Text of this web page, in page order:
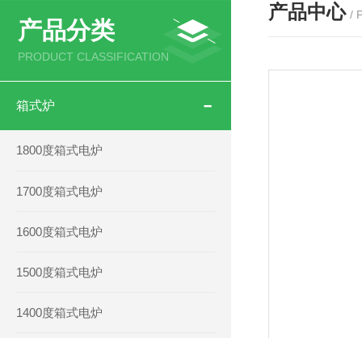
产品分类
PRODUCT CLASSIFICATION
箱式炉
1800度箱式电炉
1700度箱式电炉
1600度箱式电炉
1500度箱式电炉
1400度箱式电炉
产品中心 /